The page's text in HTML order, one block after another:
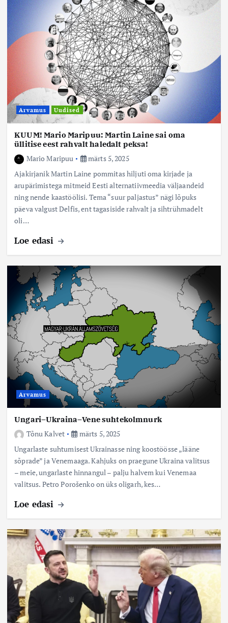
Arvamus Uudised
KUUM! Mario Maripuu: Martin Laine sai oma
üllitise eest rahvalt haledalt peksa!
Mario Maripuu
märts 5, 2025
Ajakirjanik Martin Laine pommitas hiljuti oma kirjade ja
arupärimistega mitmeid Eesti alternatiivmeedia väljaandeid
ning nende kaastöölisi. Tema “suur paljastus” nägi lõpuks
päeva valgust Delfis, ent tagasiside rahvalt ja sihtrühmadelt
oli…
Loe edasi
Arvamus
Ungari–Ukraina–Vene suhtekolmnurk
Tõnu Kalvet
märts 5, 2025
Ungarlaste suhtumisest Ukrainasse ning koostöösse „lääne
sõprade” ja Venemaaga. Kahjuks on praegune Ukraina valitsus
– meie, ungarlaste hinnangul – palju halvem kui Venemaa
valitsus. Petro Porošenko on üks oligarh, kes…
Loe edasi